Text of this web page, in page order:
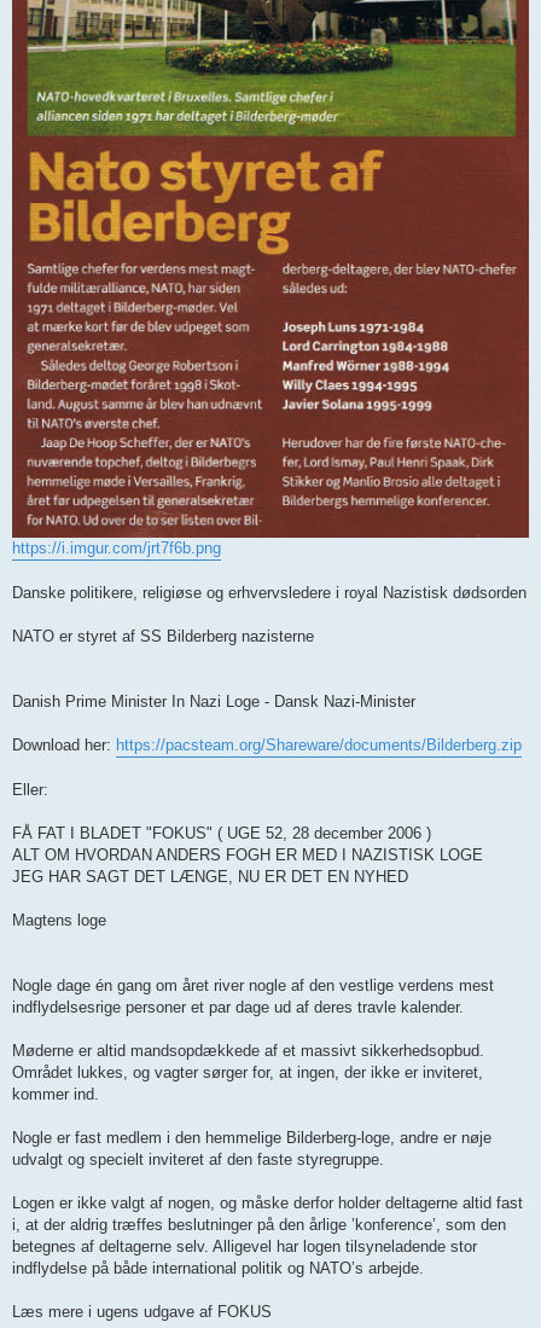
https://i.imgur.com/jrt7f6b.png
Danske politikere, religiøse og erhvervsledere i royal Nazistisk dødsorden
NATO er styret af SS Bilderberg nazisterne
Danish Prime Minister In Nazi Loge - Dansk Nazi-Minister
Download her: https://pacsteam.org/Shareware/documents/Bilderberg.zip
Eller:
FÅ FAT I BLADET "FOKUS" ( UGE 52, 28 december 2006 )
ALT OM HVORDAN ANDERS FOGH ER MED I NAZISTISK LOGE
JEG HAR SAGT DET LÆNGE, NU ER DET EN NYHED
Magtens loge
Nogle dage én gang om året river nogle af den vestlige verdens mest
indflydelsesrige personer et par dage ud af deres travle kalender.
Møderne er altid mandsopdækkede af et massivt sikkerhedsopbud.
Området lukkes, og vagter sørger for, at ingen, der ikke er inviteret,
kommer ind.
Nogle er fast medlem i den hemmelige Bilderberg-loge, andre er nøje
udvalgt og specielt inviteret af den faste styregruppe.
Logen er ikke valgt af nogen, og måske derfor holder deltagerne altid fast
i, at der aldrig træffes beslutninger på den årlige ’konference’, som den
betegnes af del­tagerne selv. Alligevel har logen tilsyneladende stor
indflydelse på både international politik og NATO’s arbejde.
Læs mere i ugens udgave af FOKUS